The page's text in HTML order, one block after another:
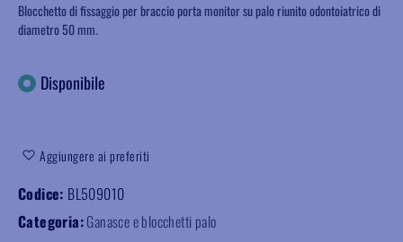
Blocchetto di fissaggio per braccio porta monitor su palo riunito odontoiatrico di
diametro 50 mm.
Disponibile
Aggiungere ai preferiti
Codice: BL509010
Categoria:Ganasce e blocchetti palo